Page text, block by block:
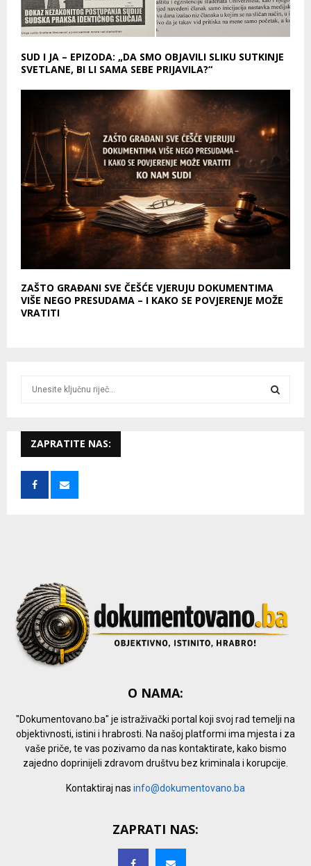
SUD I JA – EPIZODA: „DA SMO OBJAVILI SLIKU SUTKINJE
SVETLANE, BI LI SAMA SEBE PRIJAVILA?“
ZAŠTO GRAĐANI SVE ČEŠĆE VJERUJU DOKUMENTIMA
VIŠE NEGO PRESUDAMA – I KAKO SE POVJERENJE MOŽE
VRATITI
h
f
r
ZAPRATITE NAS:
O NAMA:
"Dokumentovano.ba" je istraživački portal koji svoj rad temelji na
objektivnosti, istini i hrabrosti. Na našoj platformi ima mjesta i za
vaše priče, te vas pozivamo da nas kontaktirate, kako bismo
zajedno doprinijeli zdravom društvu bez kriminala i korupcije.
Kontaktiraj nas info@dokumentovano.ba
ZAPRATI NAS: